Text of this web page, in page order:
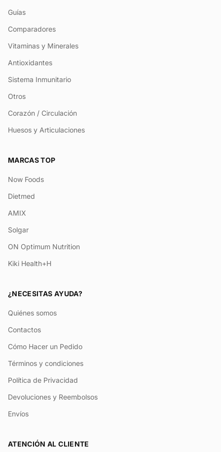
Guías
Comparadores
Vitaminas y Minerales
Antioxidantes
Sistema Inmunitario
Otros
Corazón / Circulación
Huesos y Articulaciones
MARCAS TOP
Now Foods
Dietmed
AMIX
Solgar
ON Optimum Nutrition
Kiki Health+H
¿NECESITAS AYUDA?
Quiénes somos
Contactos
Cómo Hacer un Pedido
Términos y condiciones
Política de Privacidad
Devoluciones y Reembolsos
Envíos
ATENCIÓN AL CLIENTE